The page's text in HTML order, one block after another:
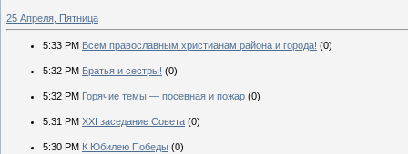
25 Апреля, Пятница
5:33 PM Всем православным христианам района и города! (0)
5:32 PM Братья и сестры! (0)
5:32 PM Горячие темы — посевная и пожар (0)
5:31 PM XXI заседание Совета (0)
5:30 PM К Юбилею Победы (0)